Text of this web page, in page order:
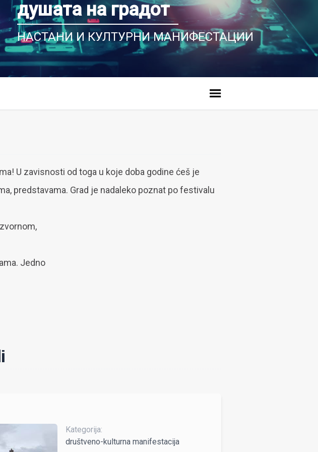
душата на градот
НАСТАНИ И КУЛТУРНИ МАНИФЕСТАЦИИ
U zavisnosti od toga u koje doba godine ćeš je
predstavama. Grad je nadaleko poznat po festivalu
Jedno
Kategorija:
društveno-kulturna manifestacija